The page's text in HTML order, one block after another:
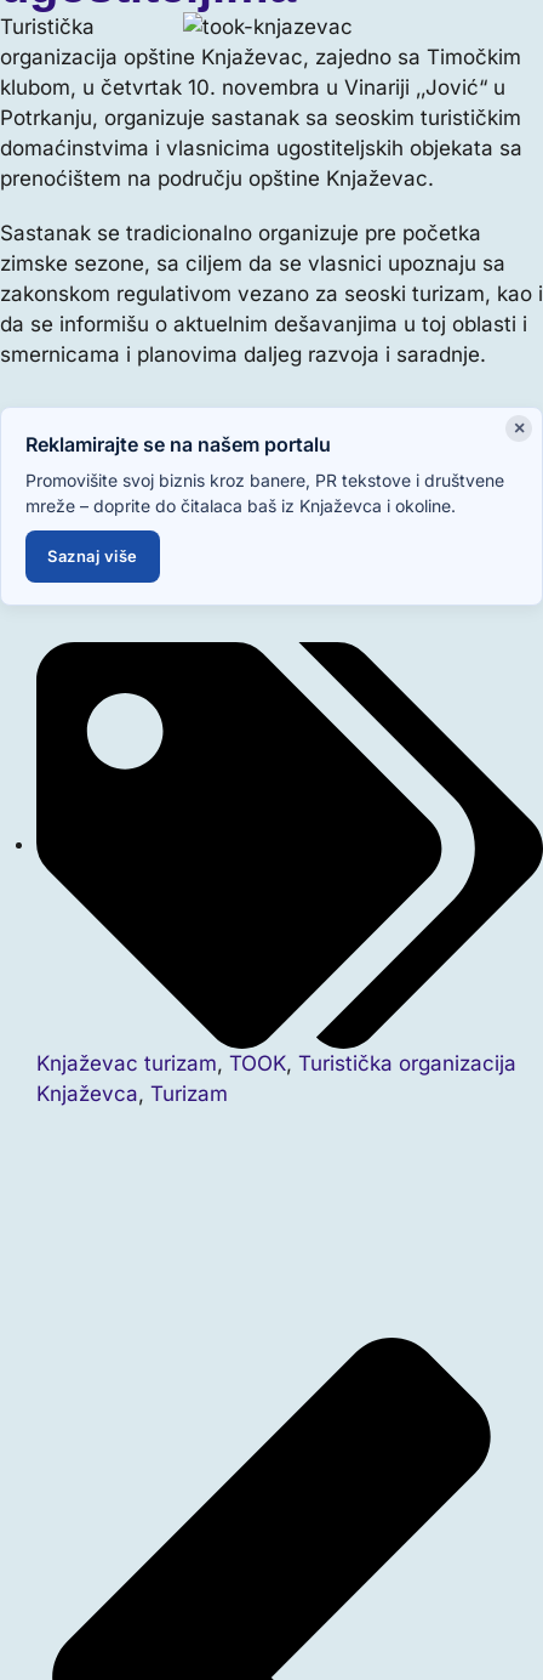
Turistička
organizacija opštine Knjaževac, zajedno sa Timočkim
klubom, u četvrtak 10. novembra u Vinariji ‚‚Jović“ u
Potrkanju, organizuje sastanak sa seoskim turističkim
domaćinstvima i vlasnicima ugostiteljskih objekata sa
prenoćištem na području opštine Knjaževac.
Sastanak se tradicionalno organizuje pre početka
zimske sezone, sa ciljem da se vlasnici upoznaju sa
zakonskom regulativom vezano za seoski turizam, kao i
da se informišu o aktuelnim dešavanjima u toj oblasti i
smernicama i planovima daljeg razvoja i saradnje.
×
Reklamirajte se na našem portalu
Promovišite svoj biznis kroz banere, PR tekstove i društvene
mreže – doprite do čitalaca baš iz Knjaževca i okoline.
Saznaj više
Knjaževac turizam, TOOK, Turistička organizacija
Knjaževca, Turizam